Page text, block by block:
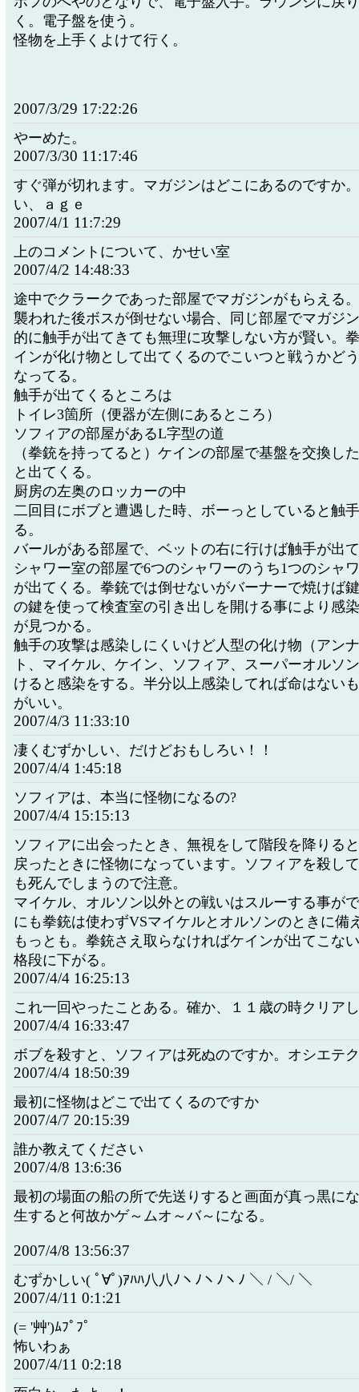
く。電子盤を使う。
怪物を上手くよけて行く。
2007/3/29 17:22:26
やーめた。
2007/3/30 11:17:46
すぐ弾が切れます。マガジンはどこにあるのですか
い、ａｇｅ
2007/4/1 11:7:29
上のコメントについて、かせい室
2007/4/2 14:48:33
途中でクラークであった部屋でマガジンがもらえる
襲われた後ボスが倒せない場合、同じ部屋でマガジ
的に触手が出てきても無理に攻撃しない方が賢い。
インが化け物として出てくるのでこいつと戦うかど
なってる。
触手が出てくるところは
トイレ3箇所（便器が左側にあるところ）
ソフィアの部屋があるL字型の道
（拳銃を持ってると）ケインの部屋で基盤を交換し
と出てくる。
厨房の左奥のロッカーの中
二回目にボブと遭遇した時、ボーっとしていると触
る。
バールがある部屋で、ベットの右に行けば触手が出
シャワー室の部屋で6つのシャワーのうち1つのシャ
が出てくる。拳銃では倒せないがバーナーで焼けば
の鍵を使って検査室の引き出しを開ける事により感
が見つかる。
触手の攻撃は感染しにくいけど人型の化け物（アン
ト、マイケル、ケイン、ソフィア、スーパーオルソ
けると感染をする。半分以上感染してれば命はない
がいい。
2007/4/3 11:33:10
凄くむずかしい、だけどおもしろい！！
2007/4/4 1:45:18
ソフィアは、本当に怪物になるの?
2007/4/4 15:15:13
ソフィアに出会ったとき、無視をして階段を降りる
戻ったときに怪物になっています。ソフィアを殺し
も死んでしまうので注意。
マイケル、オルソン以外との戦いはスルーする事が
にも拳銃は使わずVSマイケルとオルソンのときに備
もっとも。拳銃さえ取らなければケインが出てこな
格段に下がる。
2007/4/4 16:25:13
これ一回やったことある。確か、１１歳の時クリア
2007/4/4 16:33:47
ボブを殺すと、ソフィアは死ぬのですか。オシエテ
2007/4/4 18:50:39
最初に怪物はどこで出てくるのですか
2007/4/7 20:15:39
誰か教えてください
2007/4/8 13:6:36
最初の場面の船の所で先送りすると画面が真っ黒に
生すると何故かゲ～ムオ～バ～になる。
2007/4/8 13:56:37
むずかしい( ﾟ∀ﾟ)ｱﾊﾊ八八ﾉヽﾉヽﾉヽﾉ ＼ / ＼/ ＼
2007/4/11 0:1:21
(= '艸')ﾑﾌﾟﾌﾟ
怖いわぁ
2007/4/11 0:2:18